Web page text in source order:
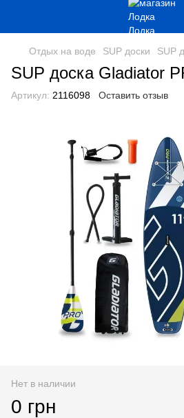
Отдых на воде SUP доски SUP
SUP доска Gladiator
Артикул: 2116098 Оставить отзыв
Нет в наличии
0 грн